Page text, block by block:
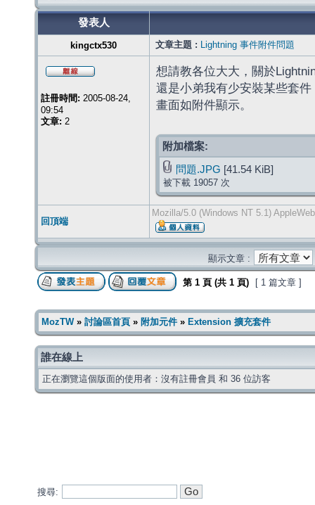
發表人
kingctx530 文章主題 : Lightning 事件附件問題
註冊時間: 2005-08-24,
09:54
文章: 2
想請教各位大大，關於
還是小弟我有少安裝某些套
畫面如附件顯示。
附加檔案:
問題.JPG [41.54 KiB]
被下載 19057 次
回頂端
Mozilla/5.0 (Windows NT 5.1)
顯示文章 :
第 1 頁 (共 1 頁) [ 1 篇文章 ]
MozTW» 討論區首頁 » 附加元件 » Extension 擴充套件
誰在線上
正在瀏覽這個版面的使用者：沒有註冊會員 和 36 位訪客
搜尋: